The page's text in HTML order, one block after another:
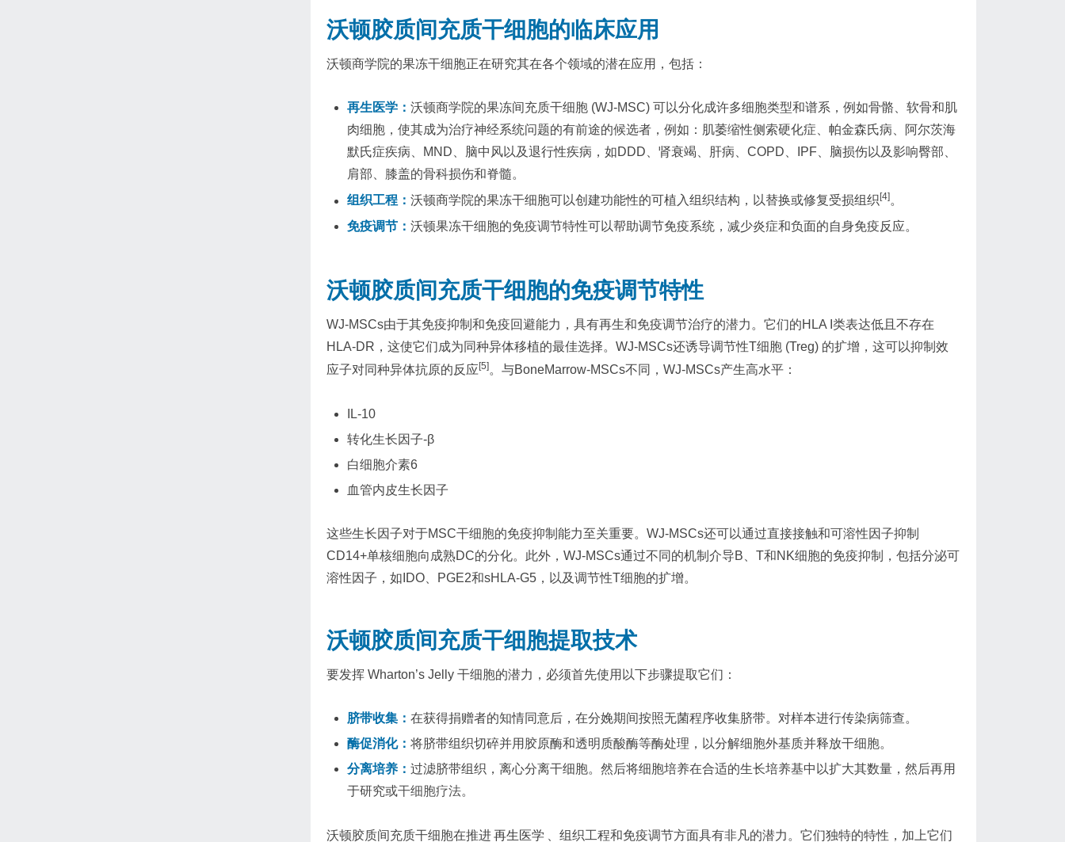
沃顿胶质间充质干细胞的临床应用
沃顿商学院的果冻干细胞正在研究其在各个领域的潜在应用，包括：
再生医学： 沃顿商学院的果冻间充质干细胞 (WJ-MSC) 可以分化成许多细胞类型和谱系，例如骨骼、软骨和肌
肉细胞，使其成为治疗神经系统问题的有前途的候选者，例如：肌萎缩性侧索硬化症、帕金森氏病、阿尔茨海
默氏症疾病、MND、脑中风以及退行性疾病，如DDD、肾衰竭、肝病、COPD、IPF、脑损伤以及影响臀部、
肩部、膝盖的骨科损伤和脊髓。
组织工程： 沃顿商学院的果冻干细胞可以创建功能性的可植入组织结构，以替换或修复受损组织 [4]。
免疫调节： 沃顿果冻干细胞的免疫调节特性可以帮助调节免疫系统，减少炎症和负面的自身免疫反应。
沃顿胶质间充质干细胞的免疫调节特性
WJ-MSCs由于其免疫抑制和免疫回避能力，具有再生和免疫调节治疗的潜力。它们的HLA I类表达低且不存在
HLA-DR，这使它们成为同种异体移植的最佳选择。WJ-MSCs还诱导调节性T细胞 (Treg) 的扩增，这可以抑制效
应子对同种异体抗原的反应[5]。与BoneMarrow-MSCs不同，WJ-MSCs产生高水平：
IL-10
转化生长因子-β
白细胞介素6
血管内皮生长因子
这些生长因子对于MSC干细胞的免疫抑制能力至关重要。WJ-MSCs还可以通过直接接触和可溶性因子抑制
CD14+单核细胞向成熟DC的分化。此外，WJ-MSCs通过不同的机制介导B、T和NK细胞的免疫抑制，包括分泌可
溶性因子，如IDO、PGE2和sHLA-G5，以及调节性T细胞的扩增。
沃顿胶质间充质干细胞提取技术
要发挥 Wharton’s Jelly 干细胞的潜力，必须首先使用以下步骤提取它们：
脐带收集： 在获得捐赠者的知情同意后，在分娩期间按照无菌程序收集脐带。对样本进行传染病筛查。
酶促消化： 将脐带组织切碎并用胶原酶和透明质酸酶等酶处理，以分解细胞外基质并释放干细胞。
分离培养： 过滤脐带组织，离心分离干细胞。然后将细胞培养在合适的生长培养基中以扩大其数量，然后再用
于研究或干细胞疗法。
沃顿胶质间充质干细胞在推进再生医学 、组织工程和免疫调节方面具有非凡的潜力。它们独特的特性，加上它们